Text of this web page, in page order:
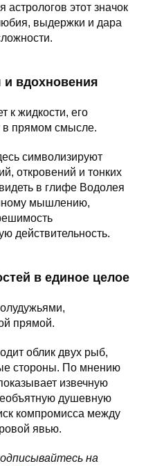
этот значок
выдержки и дара
и вдохновения
к жидкости, его
в прямом смысле.
символизируют
откровений и тонких
в глифе Водолея
мышлению,
действительность.
в единое целое
прямой.
облик двух рыб,
стороны. По мнению
извечную
душевную
компромисса между
явью.
на